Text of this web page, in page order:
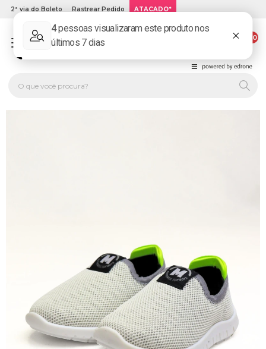
2ª via do Boleto Rastrear Pedido ATACADO*
00